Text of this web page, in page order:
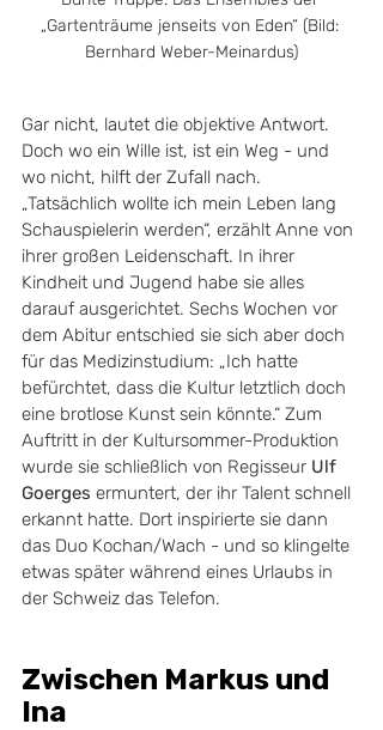
„Gartenträume jenseits von Eden“ (Bild:
Bernhard Weber-Meinardus)
Gar nicht, lautet die objektive Antwort.
Doch wo ein Wille ist, ist ein Weg - und
wo nicht, hilft der Zufall nach.
„Tatsächlich wollte ich mein Leben lang
Schauspielerin werden“, erzählt Anne von
ihrer großen Leidenschaft. In ihrer
Kindheit und Jugend habe sie alles
darauf ausgerichtet. Sechs Wochen vor
dem Abitur entschied sie sich aber doch
für das Medizinstudium: „Ich hatte
befürchtet, dass die Kultur letztlich doch
eine brotlose Kunst sein könnte.“ Zum
Auftritt in der Kultursommer-Produktion
wurde sie schließlich von Regisseur Ulf
Goerges ermuntert, der ihr Talent schnell
erkannt hatte. Dort inspirierte sie dann
das Duo Kochan/Wach - und so klingelte
etwas später während eines Urlaubs in
der Schweiz das Telefon.
Zwischen Markus und
Ina